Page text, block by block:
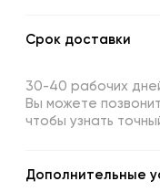
Срок доставки
30-40 рабочих
Вы можете
чтобы узнать
Дополнительные